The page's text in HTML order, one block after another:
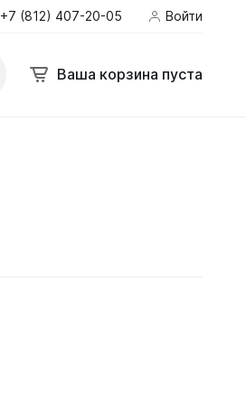
+7 (812) 407-20-05 Войти
Ваша корзина пуста